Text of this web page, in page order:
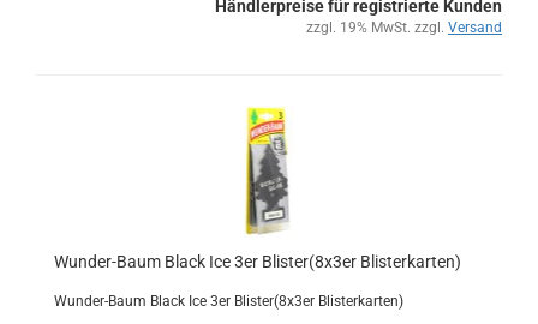
Händlerpreise für registrierte Kunden
zzgl. 19% MwSt. zzgl. Versand
Wunder-​​Baum Black Ice 3er Blis­ter(8x3er Blis­ter­kar­ten)
Wunder-​Baum Black Ice 3er Blis­ter(8x3er Blis­ter­kar­ten)